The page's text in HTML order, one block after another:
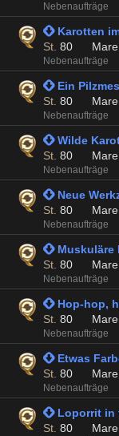
Nebenaufträge
 Karotten
St. 80
Nebenaufträge
 Ein
St. 80
Nebenaufträge
 Wilde
St. 80
Nebenaufträge
 Neue
St. 80
Nebenaufträge
 Muskuläre
St. 80
Nebenaufträge
 Hop-hop,
St. 80
Nebenaufträge
 Etwas
St. 80
Nebenaufträge
 Loporrit in
St. 80